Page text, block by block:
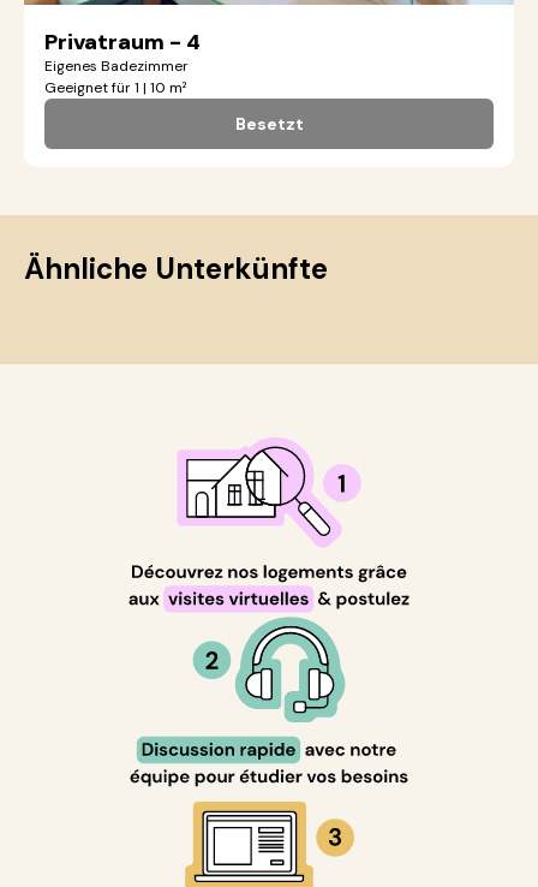
Privatraum - 4
Eigenes Badezimmer
Geeignet für 1 | 10 m²
Besetzt
Ähnliche Unterkünfte